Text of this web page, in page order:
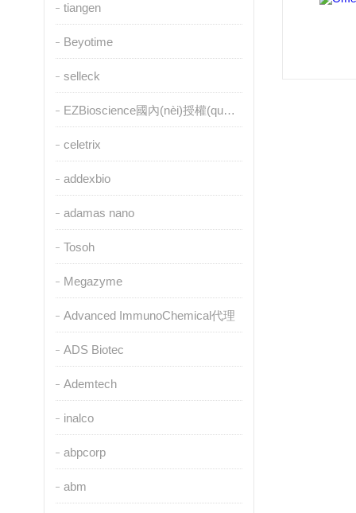
tiangen
Beyotime
selleck
EZBioscience國內(nèi)授權(quán)代理
celetrix
addexbio
adamas nano
Tosoh
Megazyme
Advanced ImmunoChemical代理
ADS Biotec
Ademtech
inalco
abpcorp
abm